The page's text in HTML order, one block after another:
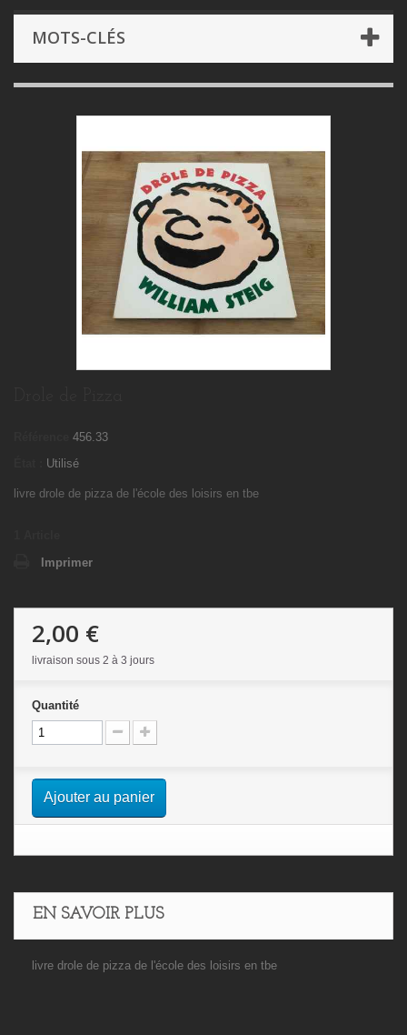
MOTS-CLÉS
456.33
Utilisé
livre drole de pizza de l'école des loisirs en tbe
Imprimer
2,00 €
livraison sous 2 à 3 jours
Quantité
Ajouter au panier
EN SAVOIR PLUS
livre drole de pizza de l'école des loisirs en tbe